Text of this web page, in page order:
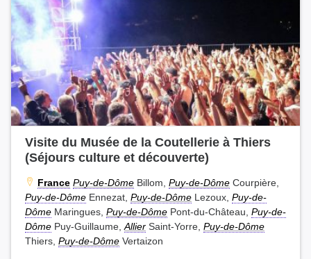
Visite du Musée de la Coutellerie à Thiers
(Séjours culture et découverte)
France Puy-de-Dôme Billom, Puy-de-Dôme Courpière,
Puy-de-Dôme Ennezat, Puy-de-Dôme Lezoux, Puy-de-
Dôme Maringues, Puy-de-Dôme Pont-du-Château, Puy-de-
Dôme Puy-Guillaume, Allier Saint-Yorre, Puy-de-Dôme
Thiers, Puy-de-Dôme Vertaizon